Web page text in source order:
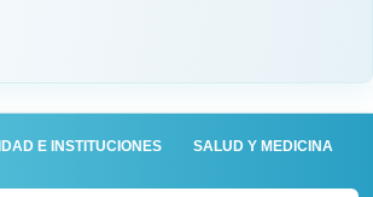
E INSTITUCIONES SALUD Y MEDICINA